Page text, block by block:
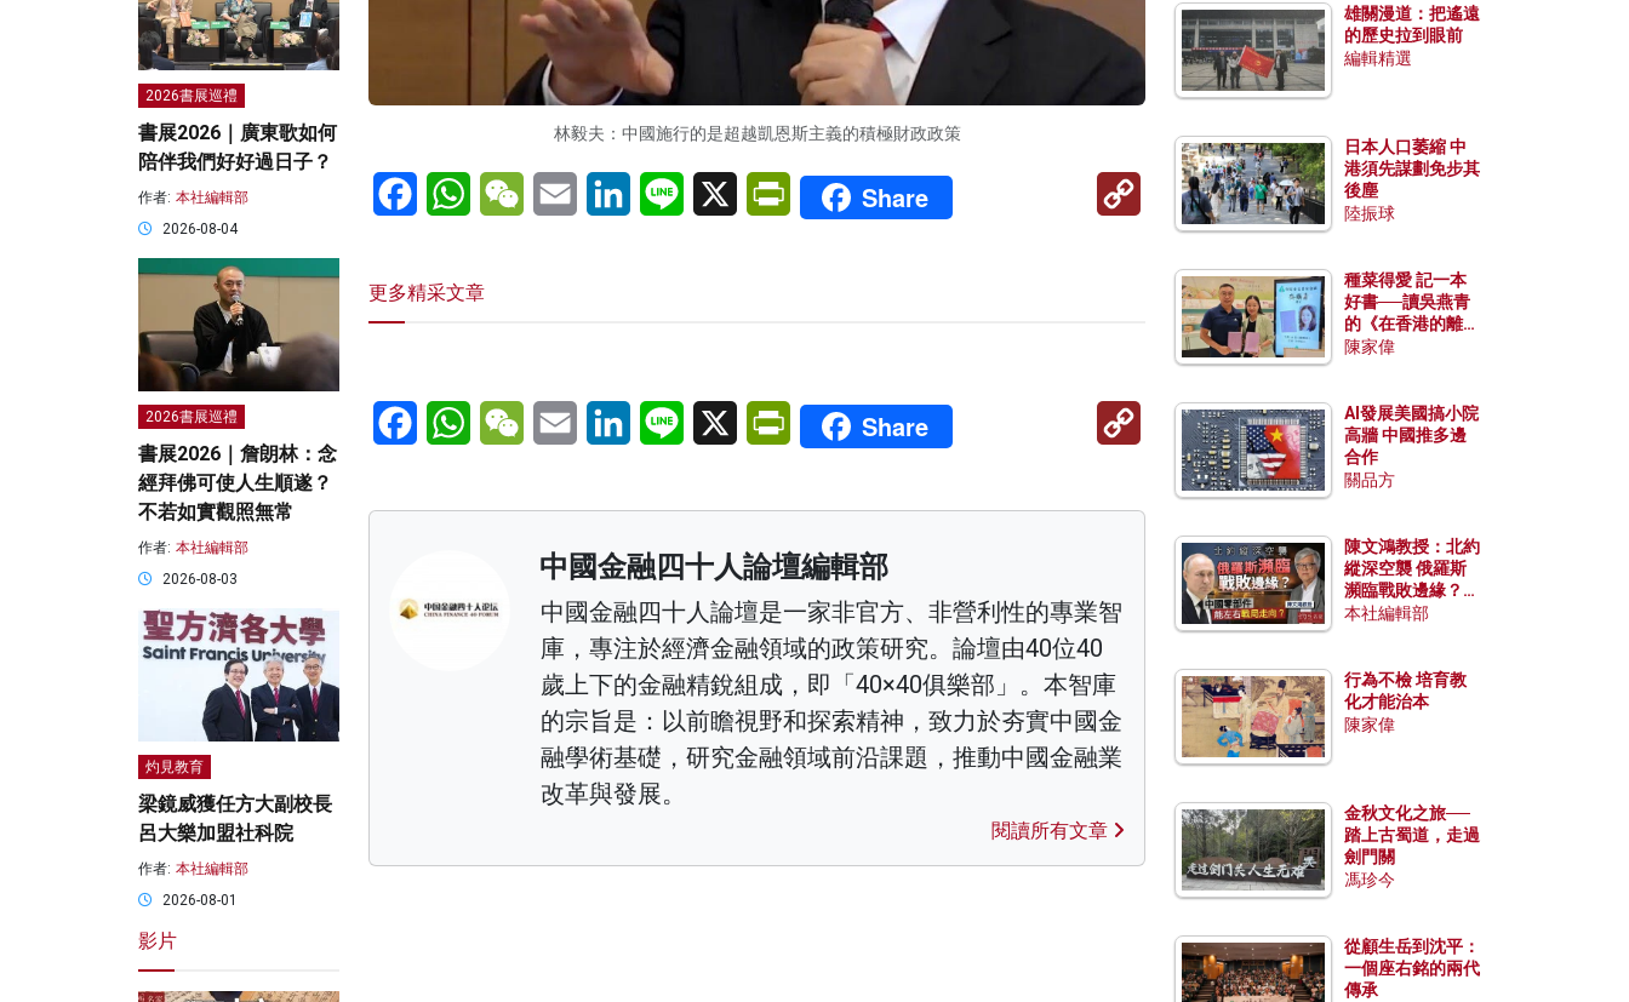
林毅夫：中國施行的是超越凱恩斯主義的積極財政政策
FacebookWhatsAppWeChatEmail LinkedInLine X PrintFriendly
Share
Copy
更多精采文章
FacebookWhatsAppWeChatEmail LinkedInLine X PrintFriendly
Share
Copy
中國金融四十人論壇編輯部
中國金融四十人論壇是一家非官方、非營利性的專業智
庫，專注於經濟金融領域的政策研究。論壇由40位40
歲上下的金融精銳組成，即「40×40俱樂部」。本智庫
的宗旨是：以前瞻視野和探索精神，致力於夯實中國金
融學術基礎，研究金融領域前沿課題，推動中國金融業
改革與發展。
閱讀所有文章
2026書展巡禮
書展2026｜廣東歌如何
陪伴我們好好過日子？
作者: 本社編輯部
2026-08-04
2026書展巡禮
書展2026｜詹朗林：念
經拜佛可使人生順遂？
不若如實觀照無常
作者: 本社編輯部
2026-08-03
灼見教育
梁鏡威獲任方大副校長
呂大樂加盟社科院
作者: 本社編輯部
2026-08-01
影片
雄關漫道：把遙遠
的歷史拉到眼前
編輯精選
日本人口萎縮 中
港須先謀劃免步其
後塵
陸振球
種菜得愛 記一本
好書──讀吳燕青
的《在香港的離島
種菜》
陳家偉
AI發展美國搞小院
高牆 中國推多邊
合作
關品方
陳文鴻教授：北約
縱深空襲 俄羅斯
瀕臨戰敗邊緣？中
國零部件能左右戰
本社編輯部
行為不檢 培育教
化才能治本
陳家偉
金秋文化之旅──
踏上古蜀道，走過
劍門關
馮珍今
從顧生岳到沈平：
一個座右銘的兩代
傳承